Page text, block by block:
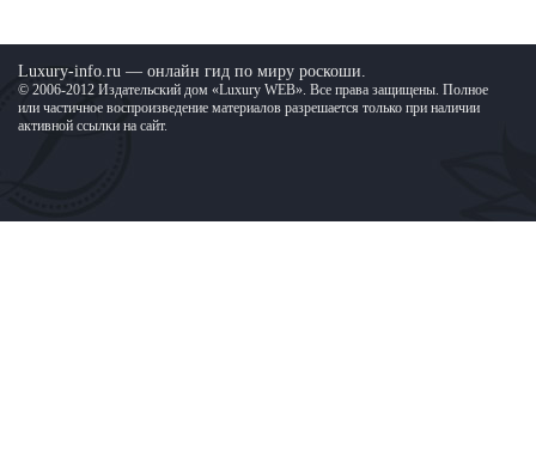
Luxury-info.ru — онлайн гид по миру роскоши.
© 2006-2012 Издательский дом «Luxury WEB». Все права защищены. Полное
или частичное воспроизведение материалов разрешается только при наличии
активной ссылки на сайт.